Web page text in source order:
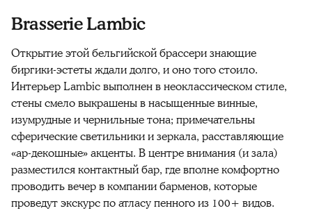
Brasserie Lambic
Открытие этой бельгийской брассери знающие
биргики-эстеты ждали долго, и оно того стоило.
Интерьер Lambic выполнен в неоклассическом стиле,
стены смело выкрашены в насыщенные винные,
изумрудные и чернильные тона; примечательны
сферические светильники и зеркала, расставляющие
«ар-декошные» акценты. В центре внимания (и зала)
разместился контактный бар, где вполне комфортно
проводить вечер в компании барменов, которые
проведут экскурс по атласу пенного из 100+ видов.